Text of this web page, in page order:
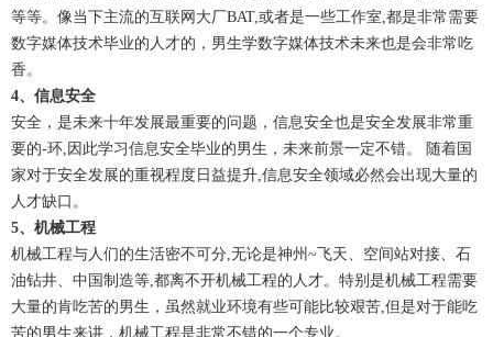
等等。像当下主流的互联网大厂BAT,或者是一些工作室,都是非常需要
数字媒体技术毕业的人才的，男生学数字媒体技术未来也是会非常吃
香。
4、信息安全
安全，是未来十年发展最重要的问题，信息安全也是安全发展非常重
要的-环,因此学习信息安全毕业的男生，未来前景一定不错。 随着国
家对于安全发展的重视程度日益提升,信息安全领域必然会出现大量的
人才缺口。
5、机械工程
机械工程与人们的生活密不可分,无论是神州~飞天、空间站对接、石
油钻井、中国制造等,都离不开机械工程的人才。特别是机械工程需要
大量的肯吃苦的男生，虽然就业环境有些可能比较艰苦,但是对于能吃
苦的男生来讲，机械工程是非常不错的一个专业。